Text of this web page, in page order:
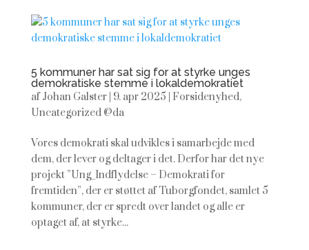
5 kommuner har sat sig for at styrke unges
demokratiske stemme i lokaldemokratiet
afJohan Galster| 9. apr 2025 Forsidenyhed,
Uncategorized @da
Vores demokrati skal udvikles i samarbejde med
dem, der lever og deltager i det. Derfor har det nye
projekt ”Ung_Indflydelse – Demokrati for
fremtiden”, der er støttet af Tuborgfondet, samlet 5
kommuner, der er spredt over landet og alle er
optaget af, at styrke...